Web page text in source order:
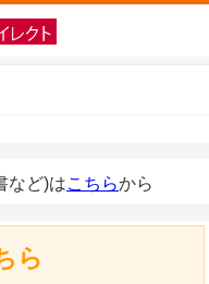
など)はこちらから
ら